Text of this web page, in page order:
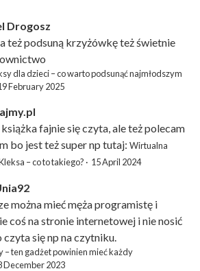
Drogosz
też podsuną krzyżówkęteż świetnie
dla dzieci – co warto podsunąć najmłodszym
February 2025
książka fajnie się czyta, ale też polecam
bo jest też super np tutaj: Wirtualna
– co to takiego? · 15 April 2024
można mieć męża programistę i
coś na stronie internetowej i nie nosić
się np na czytniku.
– ten gadżet powinien mieć każdy
December 2023